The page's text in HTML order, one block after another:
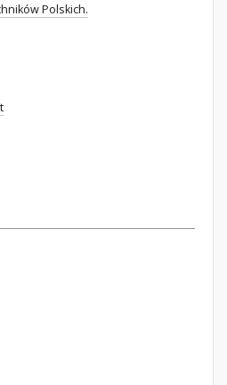
Polskich.